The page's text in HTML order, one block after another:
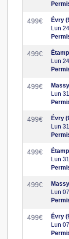
499€
Évry
Lun
499€
Lun
499€
Lun
499€
Évry
Lun
499€
Lun
499€
Lun
499€
Évry
Lun